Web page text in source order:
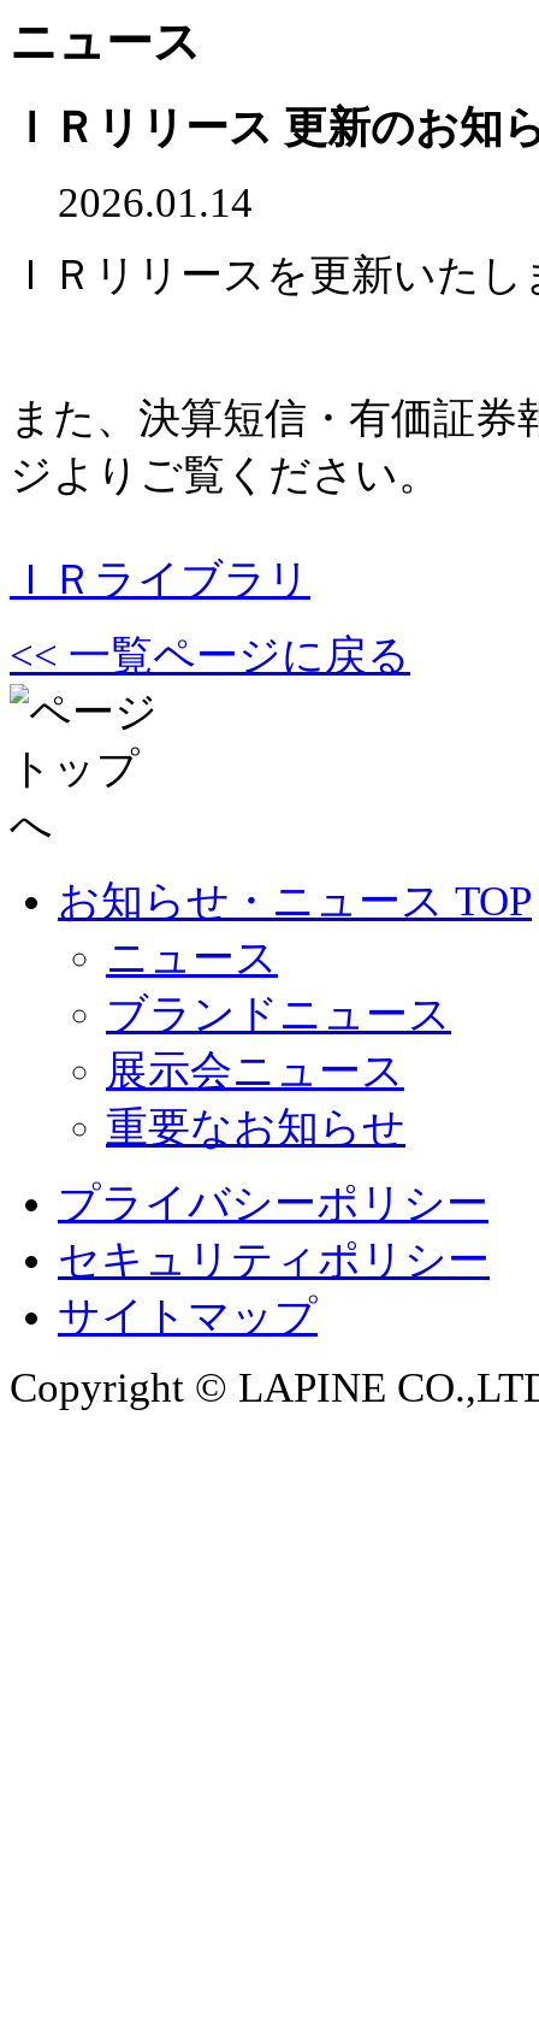
ニュース
ＩＲリリース 更新のお知
2026.01.14
ＩＲリリースを更新いた
また、決算短信・有価証
ジよりご覧ください。
ＩＲライブラリ
<< 一覧ページに戻る
お知らせ・ニュース TOP
ニュース
ブランドニュース
展示会ニュース
重要なお知らせ
プライバシーポリシー
セキュリティポリシー
サイトマップ
Copyright © LAPINE